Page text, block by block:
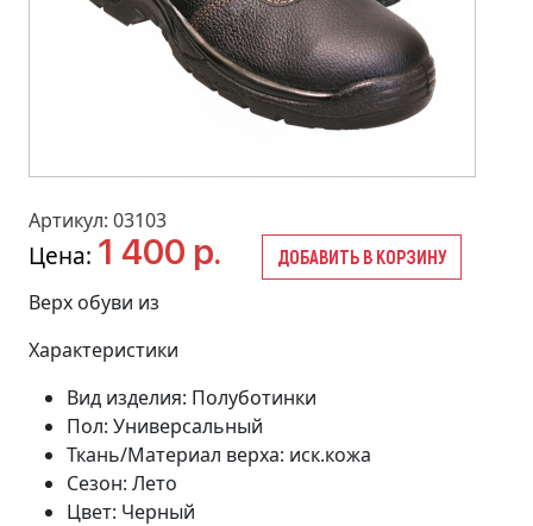
Артикул: 03103
Цена: 1 400 р. ДОБАВИТЬ В КОРЗИНУ
Верх обуви из
Характеристики
Вид изделия: Полуботинки
Пол: Универсальный
Ткань/Материал верха: иск.кожа
Сезон: Лето
Цвет: Черный